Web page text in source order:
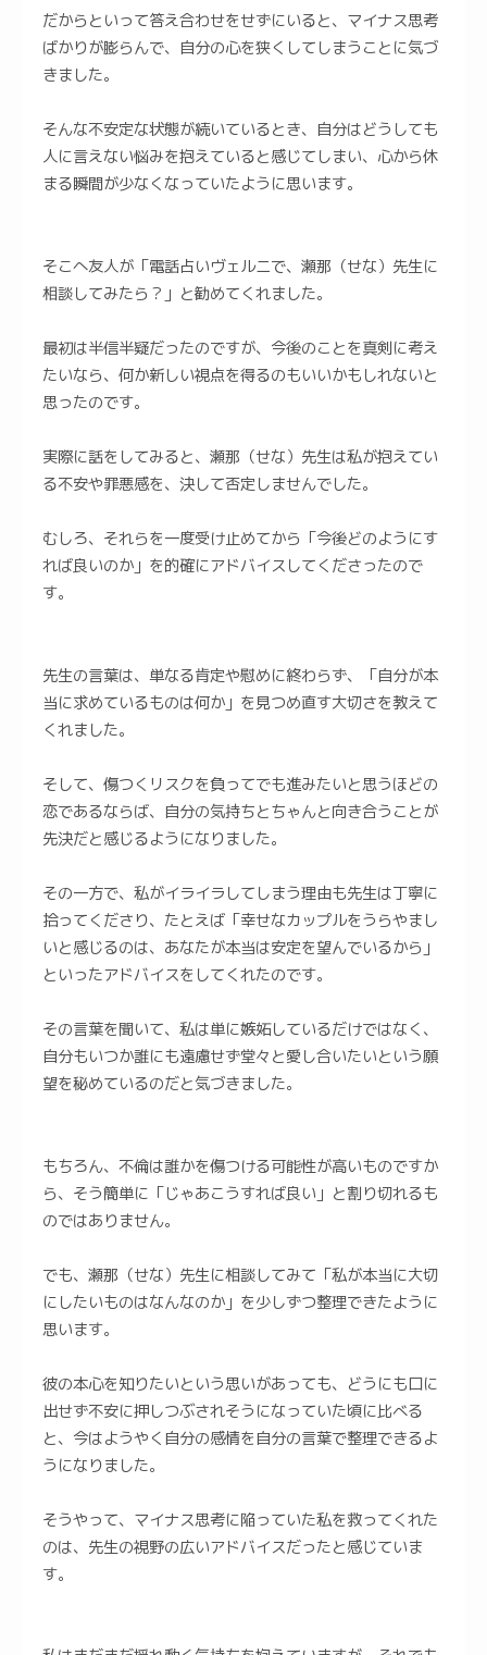
だからといって答え合わせをせずにいると、マイナス思考
ばかりが膨らんで、自分の心を狭くしてしまうことに気づ
きました。
そんな不安定な状態が続いているとき、自分はどうしても
人に言えない悩みを抱えていると感じてしまい、心から休
まる瞬間が少なくなっていたように思います。
そこへ友人が「電話占いヴェルニで、瀬那（せな）先生に
相談してみたら？」と勧めてくれました。
最初は半信半疑だったのですが、今後のことを真剣に考え
たいなら、何か新しい視点を得るのもいいかもしれないと
思ったのです。
実際に話をしてみると、瀬那（せな）先生は私が抱えてい
る不安や罪悪感を、決して否定しませんでした。
むしろ、それらを一度受け止めてから「今後どのようにす
れば良いのか」を的確にアドバイスしてくださったので
す。
先生の言葉は、単なる肯定や慰めに終わらず、「自分が本
当に求めているものは何か」を見つめ直す大切さを教えて
くれました。
そして、傷つくリスクを負ってでも進みたいと思うほどの
恋であるならば、自分の気持ちとちゃんと向き合うことが
先決だと感じるようになりました。
その一方で、私がイライラしてしまう理由も先生は丁寧に
拾ってくださり、たとえば「幸せなカップルをうらやまし
いと感じるのは、あなたが本当は安定を望んでいるから」
といったアドバイスをしてくれたのです。
その言葉を聞いて、私は単に嫉妬しているだけではなく、
自分もいつか誰にも遠慮せず堂々と愛し合いたいという願
望を秘めているのだと気づきました。
もちろん、不倫は誰かを傷つける可能性が高いものですか
ら、そう簡単に「じゃあこうすれば良い」と割り切れるも
のではありません。
でも、瀬那（せな）先生に相談してみて「私が本当に大切
にしたいものはなんなのか」を少しずつ整理できたように
思います。
彼の本心を知りたいという思いがあっても、どうにも口に
出せず不安に押しつぶされそうになっていた頃に比べる
と、今はようやく自分の感情を自分の言葉で整理できるよ
うになりました。
そうやって、マイナス思考に陥っていた私を救ってくれた
のは、先生の視野の広いアドバイスだったと感じていま
す。